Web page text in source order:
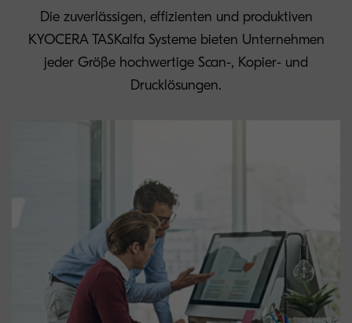
Die zuverlässigen, effizienten und produktiven
KYOCERA TASKalfa Systeme bieten Unternehmen
jeder Größe hochwertige Scan-, Kopier- und
Drucklösungen.